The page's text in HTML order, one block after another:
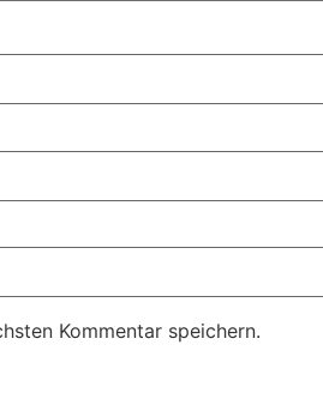
Kommentar speichern.